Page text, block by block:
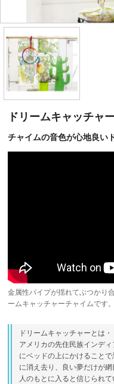
ドリームキャッチャ
チャイムの音色が心地良い
金属性パイプが揺れてぶつかり
ームキャッチャーチャイムです
ドリームキャッチャーとは・
アメリカの先住民族インデ
にベッドの上にかけること
に消え去り、良い夢だけが
人のもとに入ると信じられて